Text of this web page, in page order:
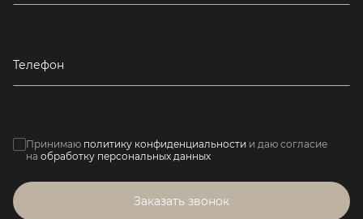
Телефон
Принимаю политику конфиденциальности и даю согласие
на обработку персональных данных
Заказать звонок